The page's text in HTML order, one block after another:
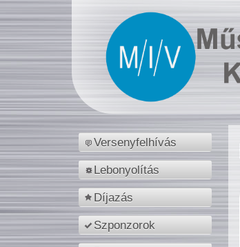
Versenyfelhívás
Lebonyolítás
Díjazás
Szponzorok